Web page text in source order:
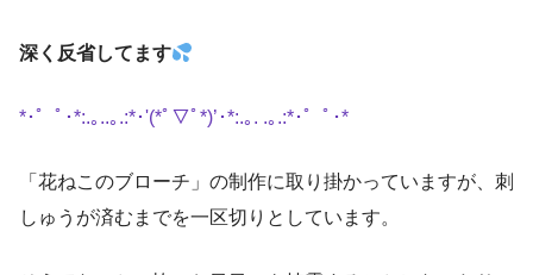
深く反省してます
*･゜ﾟ･*:.｡..｡.:*･'(*ﾟ▽ﾟ*)’･*:.｡. .｡.:*･゜ﾟ･*
「花ねこのブローチ」の制作に取り掛かっていますが、刺
しゅうが済むまでを一区切りとしています。